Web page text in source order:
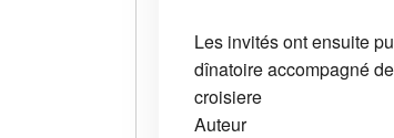
Les invités ont ensuite
dînatoire accompagné
croisiere
Auteur